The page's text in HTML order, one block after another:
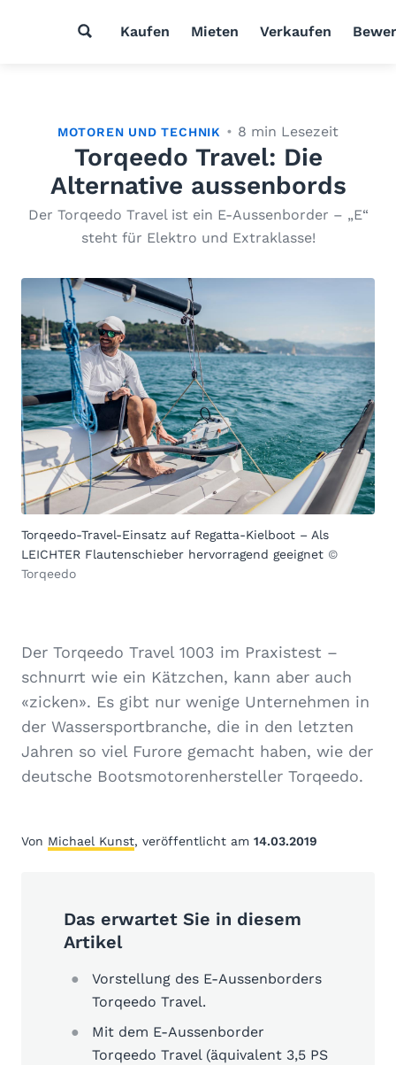
Kaufen Mieten Verkaufen
MOTOREN UND TECHNIK 8 min Lesezeit
Torqeedo Travel: Die
Alternative aussenbords
Der Torqeedo Travel ist ein E-Aussenborder – „E“
steht für Elektro und Extraklasse!
Torqeedo-Travel-Einsatz auf Regatta-Kielboot – Als
LEICHTER Flautenschieber hervorragend geeignet ©
Torqeedo
Der Torqeedo Travel 1003 im Praxistest –
schnurrt wie ein Kätzchen, kann aber auch
«zicken». Es gibt nur wenige Unternehmen in
der Wassersportbranche, die in den letzten
Jahren so viel Furore gemacht haben, wie der
deutsche Bootsmotorenhersteller Torqeedo.
Von Michael Kunst, veröffentlicht am 14.03.2019
Das erwartet Sie in diesem
Artikel
Vorstellung des E-Aussenborders
Torqeedo Travel.
Mit dem E-Aussenborder
Torqeedo Travel (äquivalent 3,5 PS